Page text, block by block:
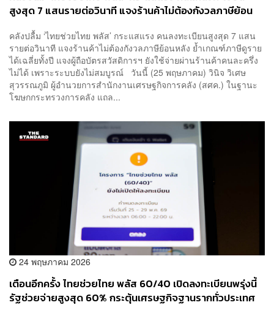
สูงสุด 7 แสนรายต่อวินาที แจงร้านค้าไม่ต้องกังวลภาษีย้อน
คลังปลื้ม ‘ไทยช่วยไทย พลัส’ กระแสแรง คนลงทะเบียนสูงสุด 7 แสน
รายต่อวินาที แจงร้านค้าไม่ต้องกังวลภาษีย้อนหลัง ย้ำเกณฑ์ภาษีดูราย
ได้เฉลี่ยทั้งปี แจงผู้ถือบัตรสวัสดิการฯ ยังใช้จ่ายผ่านร้านค้าคนละครึ่ง
ไม่ได้ เพราะระบบยังไม่สมบูรณ์ วันนี้ (25 พฤษภาคม) วินิจ วิเศษ
สุวรรณภูมิ ผู้อำนวยการสำนักงานเศรษฐกิจการคลัง (สศค.) ในฐานะ
โฆษกกระทรวงการคลัง แถล...
24 พฤษภาคม 2026
เตือนอีกครั้ง ไทยช่วยไทย พลัส 60/40 เปิดลงทะเบียนพรุ่งนี้
รัฐช่วยจ่ายสูงสุด 60% กระตุ้นเศรษฐกิจฐานรากทั่วประเทศ